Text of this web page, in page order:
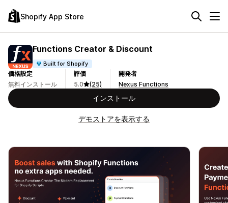
Shopify App Store
Functions Creator & Discount
Built for Shopify
価格設定
無料インストール
評価
5.0
(25)
開発者
Nexus Functions
インストール
デモストアを表示する